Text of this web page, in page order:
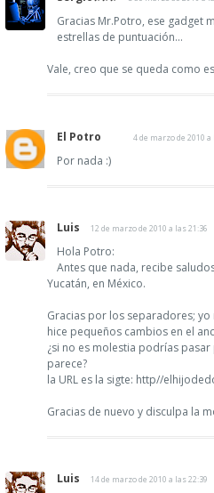
Gracias Mr.Potro, ese gadget
estrellas de puntuación...
Vale, creo que se queda como
El Potro 4 de marzo de 2010 a
Por nada :)
Luis 12 de marzo de 2010 a las 21:36
Hola Potro:
Antes que nada, recibe
Yucatán, en México.
Gracias por los separadores;
hice pequeños cambios en el
¿si no es molestia podrías
parece?
la URL es la sigte: http//
Gracias de nuevo y disculpa la
Luis 14 de marzo de 2010 a las 22:39